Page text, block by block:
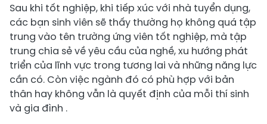
Sau khi tốt nghiệp, khi tiếp xúc với nhà tuyển dụng,
các bạn sinh viên sẽ thấy thường họ không quá tập
trung vào tên trường ứng viên tốt nghiệp, mà tập
trung chia sẻ về yêu cầu của nghề, xu hướng phát
triển của lĩnh vực trong tương lai và những năng lực
cần có. Còn việc ngành đó có phù hợp với bản
thân hay không vẫn là quyết định của mỗi thí sinh
và gia đình .